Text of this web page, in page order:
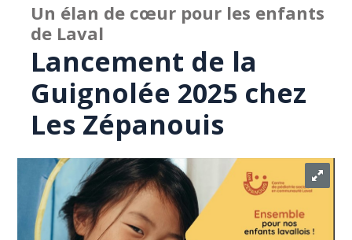
Un élan de cœur pour les enfants
de Laval
Lancement de la
Guignolée 2025 chez
Les Zépanouis